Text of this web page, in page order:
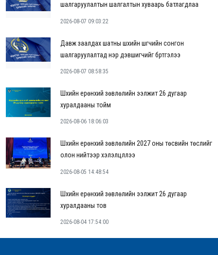
шалгаруулалтын шалгалтын хуваарь батлагдлаа
2026-08-07 09:03:22
Давж заалдах шатны шүүхийн шүүгчийн сонгон
шалгаруулалтад нэр дэвшигчийг бүртгэлээ
2026-08-07 08:58:35
Шүүхийн ерөнхий зөвлөлийн ээлжит 26 дугаар
хуралдааны тойм
2026-08-06 18:06:03
Шүүхийн ерөнхий зөвлөлийн 2027 оны төсвийн төслийг
олон нийтээр хэлэлцүүллээ
2026-08-05 14:48:54
Шүүхийн ерөнхий зөвлөлийн ээлжит 26 дугаар
хуралдааны тов
2026-08-04 17:54:00